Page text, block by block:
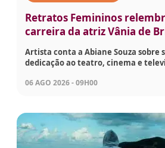
Retratos Femininos
carreira da atriz Vânia de
Artista conta a Abiane Souza sobre
dedicação ao teatro, cinema e
06 AGO 2026 - 09H00